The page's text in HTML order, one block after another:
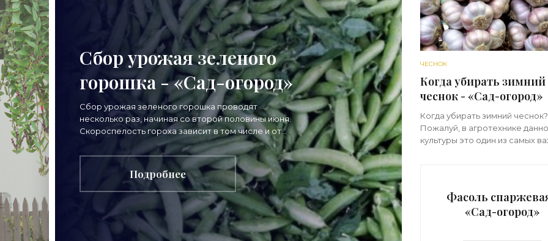
Сбор урожая зеленого
горошка - «Сад-огород»
Сбор урожая зеленого горошка проводят
несколько раз, начиная со второй половины июня.
Скороспелость гороха зависит в том числе и от
продолжительности периода всходы-цветение.
Чем раньше
Подробнее
ЧЕСНОК
Когда убирать зимний
чеснок - «Сад-огород»
Когда убирать зимний чеснок?
Пожалуй, в агротехнике
культуры это один из самых
Фасоль
«Сад-огород»